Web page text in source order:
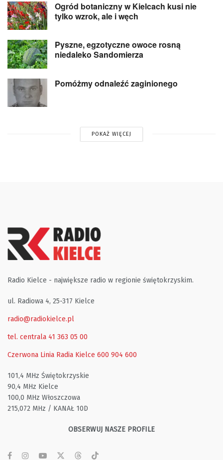
Ogród botaniczny w Kielcach kusi nie
tylko wzrok, ale i węch
Pyszne, egzotyczne owoce rosną
niedaleko Sandomierza
Pomóżmy odnaleźć zaginionego
POKAŻ WIĘCEJ
Radio Kielce - największe radio w regionie świętokrzyskim.
ul. Radiowa 4, 25-317 Kielce
radio@radiokielce.pl
tel. centrala 41 363 05 00
Czerwona Linia Radia Kielce 600 904 600
101,4 MHz Świętokrzyskie
90,4 MHz Kielce
100,0 MHz Włoszczowa
215,072 MHz / KANAŁ 10D
OBSERWUJ NASZE PROFILE